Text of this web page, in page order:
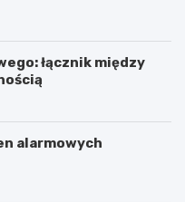
łącznik między
alarmowych